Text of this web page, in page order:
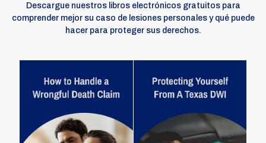
Descargue nuestros libros electrónicos gratuitos para
comprender mejor su caso de lesiones personales y qué puede
hacer para proteger sus derechos.